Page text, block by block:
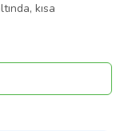
kısa